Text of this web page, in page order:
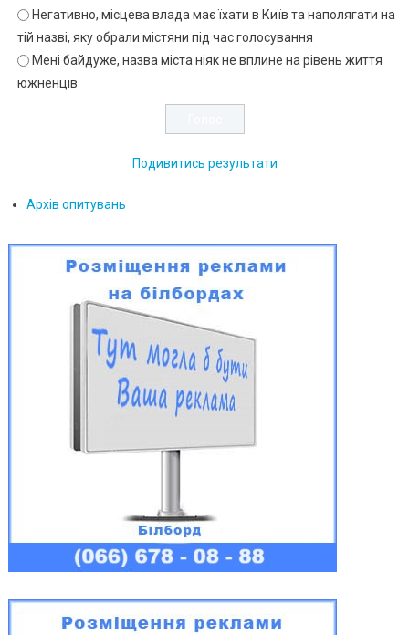
Негативно, місцева влада має їхати в Київ та наполягати на
тій назві, яку обрали містяни під час голосування
Мені байдуже, назва міста ніяк не вплине на рівень життя
южненців
Подивитись результати
Архів опитувань